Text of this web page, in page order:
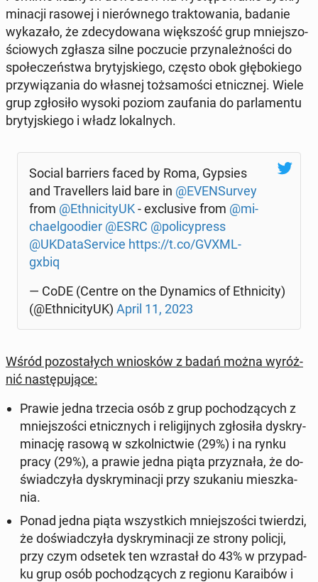
mi­na­cji rasowej i nie­rów­ne­go trak­to­wa­nia, badanie
wy­ka­za­ło, że zde­cy­do­wa­na więk­szość grup mniej­szo­
ścio­wych zgłasza silne po­czu­cie przy­na­leż­no­ści do
spo­łe­czeń­stwa bry­tyj­skie­go, często obok głę­bo­kie­go
przy­wią­za­nia do własnej toż­sa­mo­ści et­nicz­nej. Wiele
grup zgło­si­ło wysoki poziom za­ufa­nia do par­la­men­tu
bry­tyj­skie­go i władz lo­kal­nych.
Social bar­riers faced by Roma, Gypsies
and Tra­vel­lers laid bare in @EVEN­Su­rvey
from @Eth­ni­ci­ty­UK- exc­lu­si­ve from @mi­
cha­el­go­odier @ESRC @po­li­cy­press
@UKDa­ta­Se­rvi­ce https://t.co/GVXML­
gxbiq
— CoDE (Centre on the Dy­na­mics of Eth­ni­ci­ty)
(@Eth­ni­ci­ty­UK) April 11, 2023
Wśród po­zo­sta­łych wnio­sków z badań można wy­róż­
nić na­stę­pu­ją­ce:
Prawie jedna trzecia osób z grup po­cho­dzą­cych z
mniej­szo­ści et­nicz­nych i re­li­gij­nych zgło­si­ła dys­kry­
mi­na­cję rasową w szkol­nic­twie (29%) i na rynku
pracy (29%), a prawie jedna piąta przy­zna­ła, że do­
świad­czy­ła dys­kry­mi­na­cji przy szu­ka­niu miesz­ka­
nia.
Ponad jedna piąta wszyst­kich mniej­szo­ści twier­dzi,
że do­świad­czy­ła dys­kry­mi­na­cji ze strony policji,
przy czym odsetek ten wzra­stał do 43% w przy­pad­
ku grup osób po­cho­dzą­cych z regionu Ka­ra­ibów i